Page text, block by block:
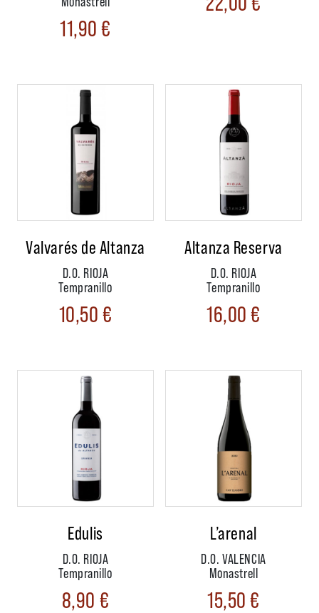
11,90€
Valvarés de Altanza
D.O. RIOJA
Tempranillo
10,50€
Altanza Reserva
D.O. RIOJA
Tempranillo
16,00€
Edulis
D.O. RIOJA
Tempranillo
8,90 €
L’arenal
D.O. VALENCIA
Monastrell
15,50€